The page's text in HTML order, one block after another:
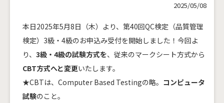
2025/05/08
本日2025年5月8日（木）より、第40回QC検定（品質管理
検定）3級・4級のお申込み受付を開始しました！今回よ
り、 3級・4級の試験方式を、従来のマークシート方式から
CBT方式へと変更いたします。
★CBTは、Computer Based Testingの略。 コンピュータ
試験のこと。